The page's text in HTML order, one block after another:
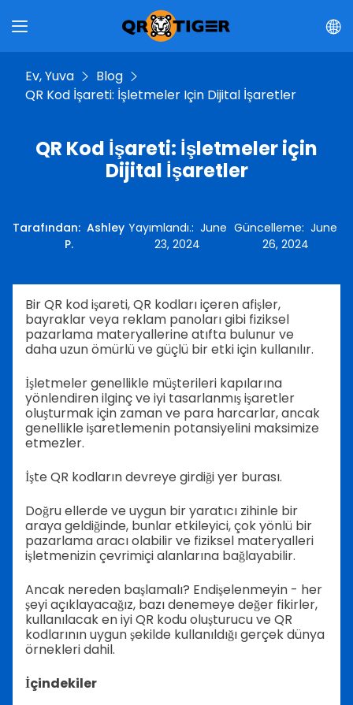
Ev, Yuva
Blog
QR Kod İşareti: İşletmeler Için Dijital İşaretler
QR Kod İşareti: İşletmeler için
Dijital İşaretler
Tarafından: Ashley
P.
Yayımlandı.: June
23, 2024
Güncelleme: June
26, 2024
Bir QR kod işareti, QR kodları içeren afişler,
bayraklar veya reklam panoları gibi fiziksel
pazarlama materyallerine atıfta bulunur ve
daha uzun ömürlü ve güçlü bir etki için kullanılır.
İşletmeler genellikle müşterileri kapılarına
yönlendiren ilginç ve iyi tasarlanmış işaretler
oluşturmak için zaman ve para harcarlar, ancak
genellikle işaretlemenin potansiyelini maksimize
etmezler.
İşte QR kodların devreye girdiği yer burası.
Doğru ellerde ve uygun bir yaratıcı zihinle bir
araya geldiğinde, bunlar etkileyici, çok yönlü bir
pazarlama aracı olabilir ve fiziksel materyalleri
işletmenizin çevrimiçi alanlarına bağlayabilir.
Ancak nereden başlamalı? Endişelenmeyin - her
şeyi açıklayacağız, bazı denemeye değer fikirler,
kullanılacak en iyi QR kodu oluşturucu ve QR
kodlarının uygun şekilde kullanıldığı gerçek dünya
örnekleri dahil.
İçindekiler